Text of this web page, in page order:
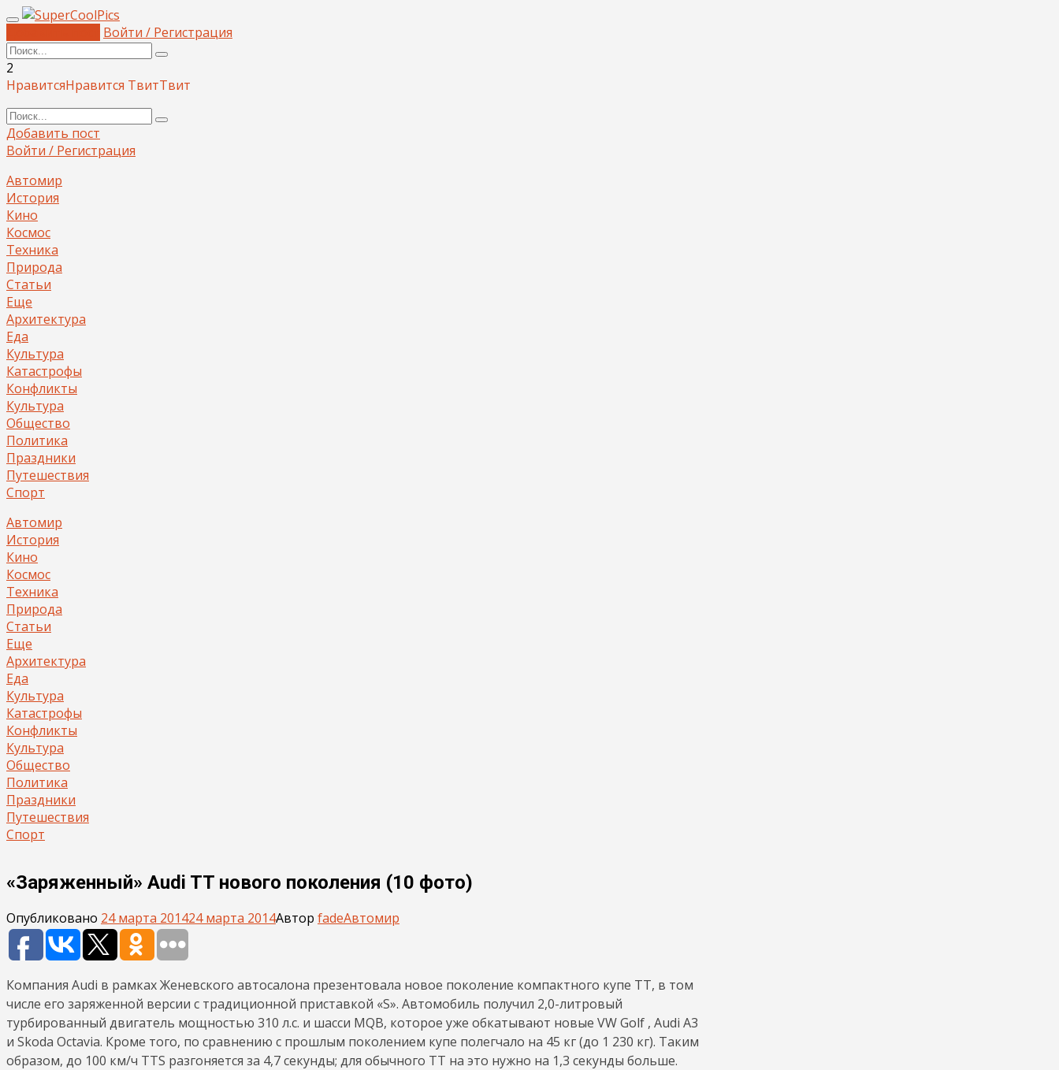
Войти / Регистрация
2
НравитсяНравится ТвитТвит
Добавить пост
Войти / Регистрация
Автомир
История
Кино
Космос
Техника
Природа
Статьи
Еще
Архитектура
Еда
Культура
Катастрофы
Конфликты
Культура
Общество
Политика
Праздники
Путешествия
Спорт
Автомир
История
Кино
Космос
Техника
Природа
Статьи
Еще
Архитектура
Еда
Культура
Катастрофы
Конфликты
Культура
Общество
Политика
Праздники
Путешествия
Спорт
«Заряженный» Audi TT нового поколения (10 фото)
Опубликовано 24 марта 201424 марта 2014Автор fadeАвтомир
Компания Audi в рамках Женевского автосалона презентовала новое поколение компактного купе TT, в том
числе его заряженной версии с традиционной приставкой «S». Автомобиль получил 2,0-литровый
турбированный двигатель мощностью 310 л.с. и шасси MQB, которое уже обкатывают новые VW Golf , Audi A3
и Skoda Octavia. Кроме того, по сравнению с прошлым поколением купе полегчало на 45 кг (до 1 230 кг). Таким
образом, до 100 км/ч TTS разгоняется за 4,7 секунды; для обычного TT на это нужно на 1,3 секунды больше.